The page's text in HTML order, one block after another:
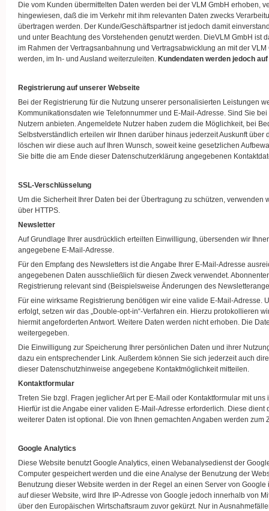
Die vom Kunden übermittelten Daten werden bei der VLM GmbH erhoben,
hingewiesen, daß die im Verkehr mit ihm relevanten Daten zwecks
übertragen werden. Der Kunde/Geschäftspartner ist jedoch damit
und unter Beachtung des Vorstehenden genutzt werden. DieVLM GmbH
im Rahmen der Vertragsanbahnung und Vertragsabwicklung an mit der
werden, im In- und Ausland weiterzuleiten. Kundendaten werden jedoch
Registrierung auf unserer Webseite
Bei der Registrierung für die Nutzung unserer personalisierten Leistungen
Kommunikationsdaten wie Telefonnummer und E-Mail-Adresse. Sind Sie
Nutzern anbieten. Angemeldete Nutzer haben zudem die Möglichkeit, bei
Selbstverständlich erteilen wir Ihnen darüber hinaus jederzeit Auskunft
löschen wir diese auch auf Ihren Wunsch, soweit keine gesetzlichen
Sie bitte die am Ende dieser Datenschutzerklärung angegebenen
SSL-Verschlüsselung
Um die Sicherheit Ihrer Daten bei der Übertragung zu schützen,
über HTTPS.
Newsletter
Auf Grundlage Ihrer ausdrücklich erteilten Einwilligung, übersenden wir
angegebene E-Mail-Adresse.
Für den Empfang des Newsletters ist die Angabe Ihrer E-Mail-Adresse
angegebenen Daten ausschließlich für diesen Zweck verwendet.
Registrierung relevant sind (Beispielsweise Änderungen des
Für eine wirksame Registrierung benötigen wir eine valide E-Mail-
erfolgt, setzen wir das „Double-opt-in“-Verfahren ein. Hierzu protokollieren
hiermit angeforderten Antwort. Weitere Daten werden nicht erhoben. Die
weitergegeben.
Die Einwilligung zur Speicherung Ihrer persönlichen Daten und ihrer
dazu ein entsprechender Link. Außerdem können Sie sich jederzeit auch
dieser Datenschutzhinweise angegebene Kontaktmöglichkeit mitteilen.
Kontaktformular
Treten Sie bzgl. Fragen jeglicher Art per E-Mail oder Kontaktformular mit
Hierfür ist die Angabe einer validen E-Mail-Adresse erforderlich. Diese
weiterer Daten ist optional. Die von Ihnen gemachten Angaben werden
Google Analytics
Diese Website benutzt Google Analytics, einen Webanalysedienst der
Computer gespeichert werden und die eine Analyse der Benutzung der
Benutzung dieser Website werden in der Regel an einen Server von
auf dieser Website, wird Ihre IP-Adresse von Google jedoch innerhalb von
über den Europäischen Wirtschaftsraum zuvor gekürzt. Nur in